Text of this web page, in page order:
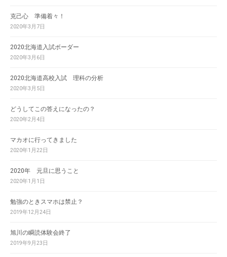
克己心 準備着々！
2020年3月7日
2020北海道入試ボーダー
2020年3月6日
2020北海道高校入試 理科の分析
2020年3月5日
どうしてこの答えになったの？
2020年2月4日
マカオに行ってきました
2020年1月22日
2020年 元旦に思うこと
2020年1月1日
勉強のときスマホは禁止？
2019年12月24日
旭川の瞬読体験会終了
2019年9月23日